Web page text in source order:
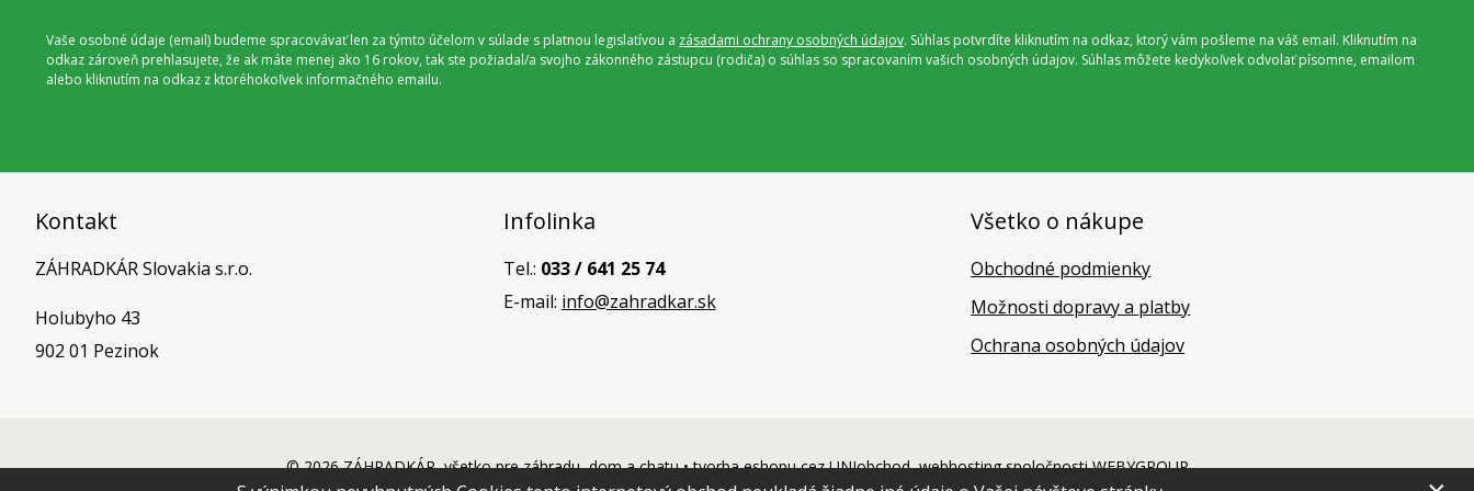
Vaše osobné údaje (email) budeme spracovávať len za týmto účelom v súlade s platnou legislatívou a zásadami ochrany osobných údajov. Súhlas potvrdíte kliknutím na odkaz, ktorý vám pošleme na váš email. Kliknutím na
odkaz zároveň prehlasujete, že ak máte menej ako 16 rokov, tak ste požiadal/a svojho zákonného zástupcu (rodiča) o súhlas so spracovaním vašich osobných údajov. Súhlas môžete kedykoľvek odvolať písomne, emailom
alebo kliknutím na odkaz z ktoréhokoľvek informačného emailu.
Kontakt
ZÁHRADKÁR Slovakia s.r.o.
Holubyho 43
902 01 Pezinok
Infolinka
Tel.: 033 / 641 25 74
E-mail: info@zahradkar.sk
Všetko o nákupe
Obchodné podmienky
Možnosti dopravy a platby
Ochrana osobných údajov
© 2026 ZÁHRADKÁR, všetko pre záhradu, dom a chatu •tvorba eshopu cez UNIobchod,webhostingspoločnostiWEBYGROUP